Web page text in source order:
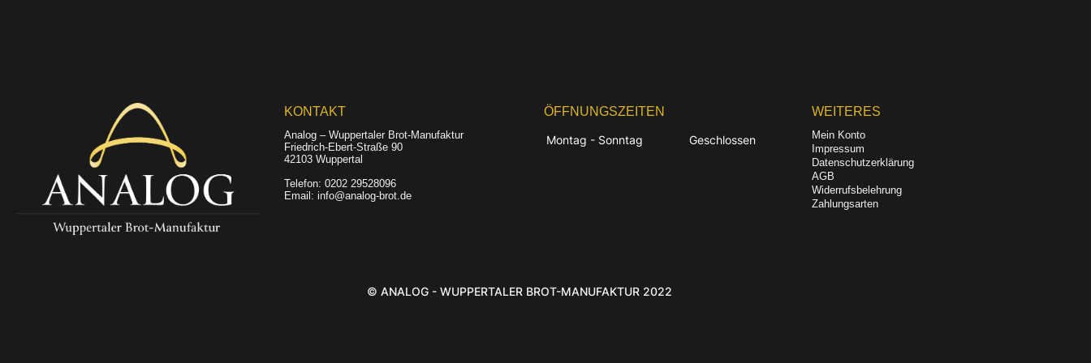
KONTAKT
Analog – Wuppertaler Brot-Manufaktur
Friedrich-Ebert-Straße 90
42103 Wuppertal
Telefon: 0202 29528096
Email: info@analog-brot.de
ÖFFNUNGSZEITEN
Montag - Sonntag Geschlossen
WEITERES
Mein Konto
Impressum
Datenschutzerklärung
AGB
Widerrufsbelehrung
Zahlungsarten
© ANALOG - WUPPERTALER BROT-MANUFAKTUR 2022